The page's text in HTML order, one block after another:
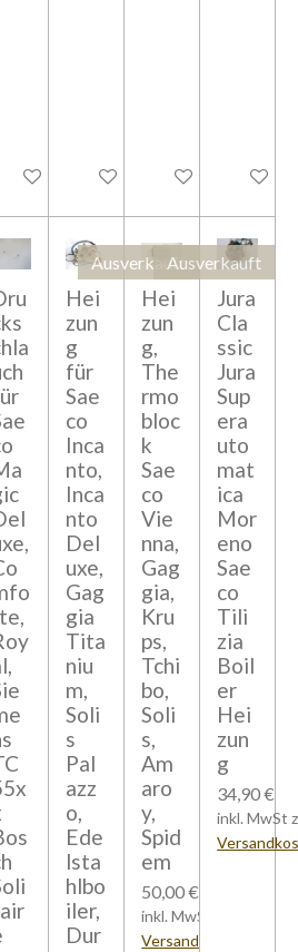
Bei Verfügbarkeit benachrichtigen
Bei VerfügbarkeitIn den Warenkorb
In den
Hei
zun
g
für
Sae
co
Inca
nto,
Inca
nto
Del
uxe,
Gag
gia
Tita
niu
m,
Soli
s
Pal
azz
o,
Ede
lsta
hlbo
iler,
Dur
Ausverkauft
Hei
zun
g,
The
rmo
bloc
k
Sae
co
Vie
nna,
Gag
gia,
Kru
ps,
Tchi
bo,
Soli
s,
Am
aro
y,
Spid
em
50,00 €
inkl. MwSt zzgl.
Versandkosten
Ausverkauft
Jura
Cla
ssic
Jura
Sup
era
uto
mat
ica
Mor
eno
Sae
co
Tili
zia
Boil
er
Hei
zun
g
34,90 €
inkl. MwSt